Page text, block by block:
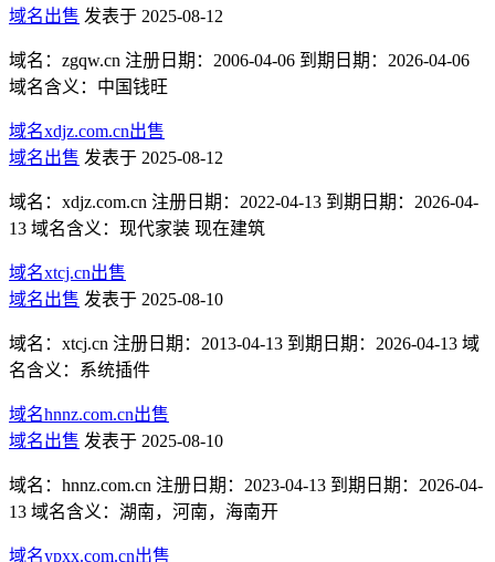
域名出售 发表于 2025-08-12
域名：zgqw.cn 注册日期：2006-04-06 到期日期：2026-04-06
域名含义：中国钱旺
域名xdjz.com.cn出售
域名出售 发表于 2025-08-12
域名：xdjz.com.cn 注册日期：2022-04-13 到期日期：2026-04-
13 域名含义：现代家装 现在建筑
域名xtcj.cn出售
域名出售 发表于 2025-08-10
域名：xtcj.cn 注册日期：2013-04-13 到期日期：2026-04-13 域
名含义：系统插件
域名hnnz.com.cn出售
域名出售 发表于 2025-08-10
域名：hnnz.com.cn 注册日期：2023-04-13 到期日期：2026-04-
13 域名含义：湖南，河南，海南开
域名ypxx.com.cn出售